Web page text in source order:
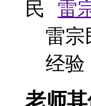
Node.js项目
课程
全栈程序猿 -